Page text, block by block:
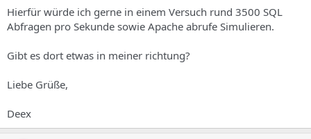
a
s
Hierfür würde ich gerne in einem Versuch rund 3500 SQL
Abfragen pro Sekunde sowie Apache abrufe Simulieren.
Gibt es dort etwas in meiner richtung?
Liebe Grüße,
Deex